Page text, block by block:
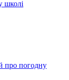
школі
про погодну